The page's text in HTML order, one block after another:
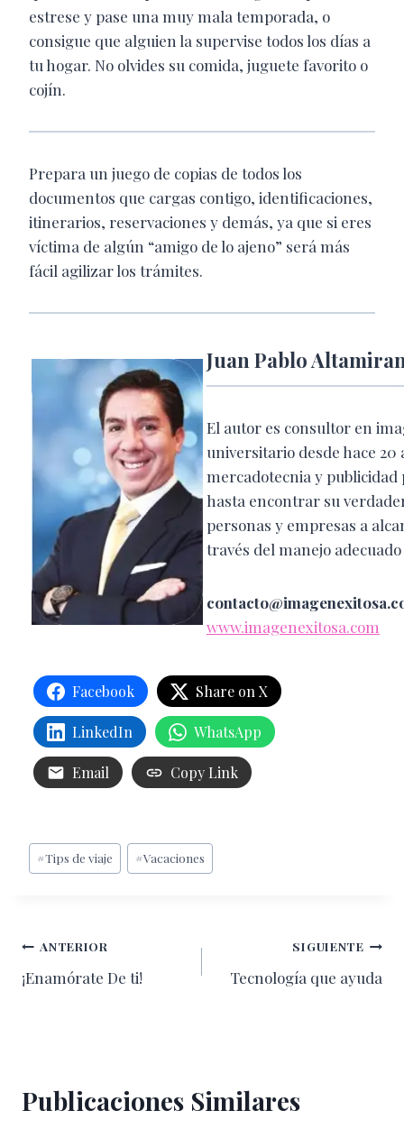
estrese y pase una muy mala temporada, o
consigue que alguien la supervise todos los días a
tu hogar. No olvides su comida, juguete favorito o
cojín.
Prepara un juego de copias de todos los
documentos que cargas contigo, identificaciones,
itinerarios, reservaciones y demás, ya que si eres
víctima de algún “amigo de lo ajeno” será más
fácil agilizar los trámites.
Juan Pablo
El autor es consultor en
universitario desde hace 20
mercadotecnia y publicidad
hasta encontrar su
personas y empresas a
través del manejo
www.imagenexitosa.com
Facebook Share on X
LinkedIn WhatsApp
Email Copy Link
Etiquetas
de
#Tips de viaje #Vacaciones
Navegación
de
ANTERIOR
¡Enamórate De ti!
SIGUIENTE
Tecnología que ayuda
Publicaciones Similares